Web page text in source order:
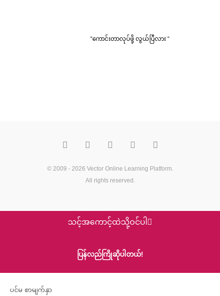
“ကောင်းတာလုပ်ဖို့ လွယ်ပြီလား “
c
o
i
e
r
u
b
e
d
m
n
r
© 2009 - 2026 Vector Online Learning Platform.
All rights reserved.
သင့်အကောင့်ထဲသို့ဝင်ပါ
ပြန်လည်ကြိုဆိုပါတယ်!
ပင်မ စာမျက်နှာ